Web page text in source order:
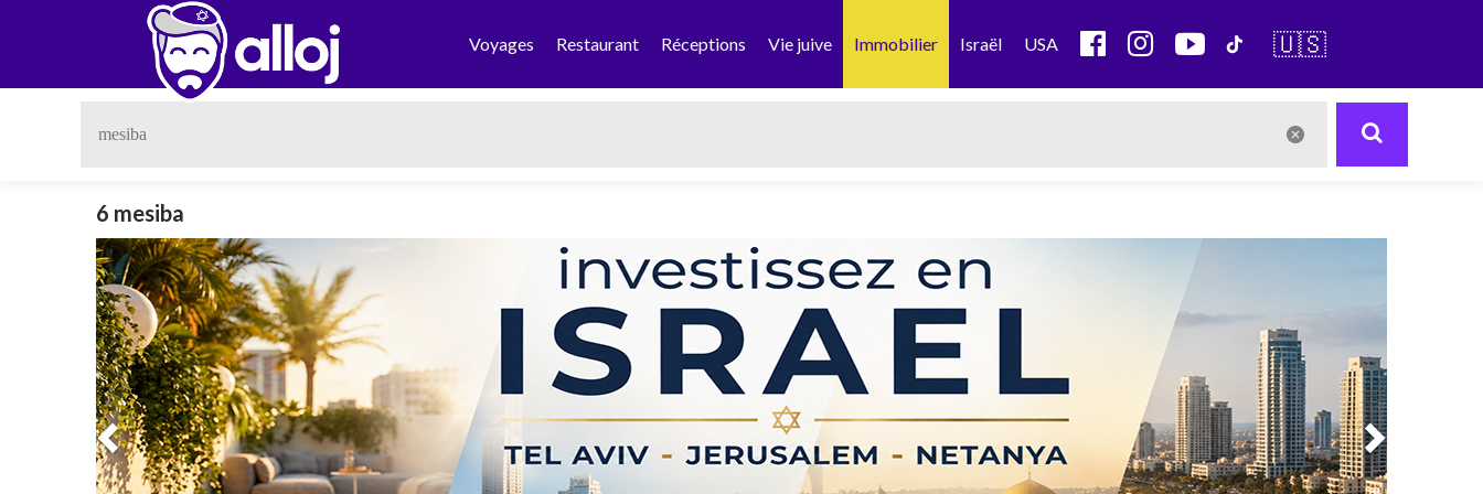
Voyages Restaurant Réceptions Vie juive Immobilier Israël USA 🇺🇸
6 mesiba
Previous